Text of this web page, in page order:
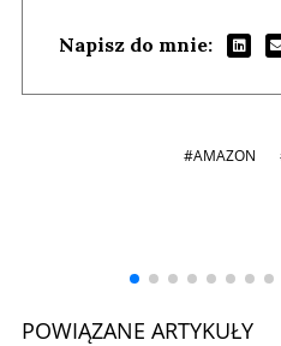
Napisz do mnie:
#AMAZON
POWIĄZANE ARTYKUŁY